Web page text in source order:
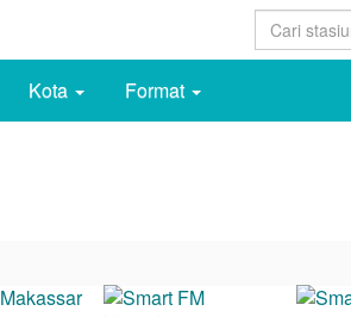
Kota Format